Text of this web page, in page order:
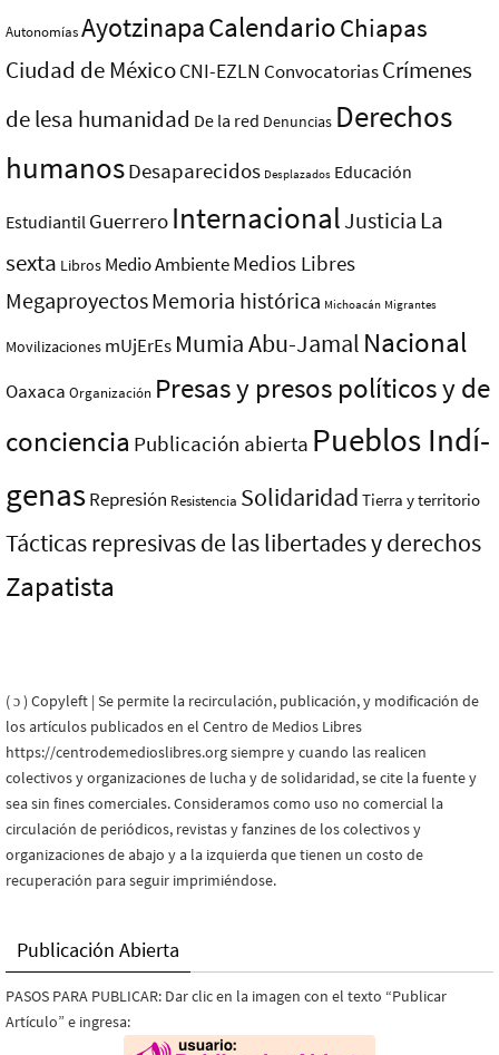
AutonomíasAyotzinapaCalendarioChiapas
Ciudad de MéxicoCNI-EZLN ConvocatoriasCrímenes
de lesa humanidad De la red Denuncias Derechos
humanosDesaparecidos Desplazados Educación
Estudiantil Guerrero InternacionalJusticia La
sexta Libros Medio AmbienteMedios Libres
MegaproyectosMemoria histórica Michoacán Migrantes
Movilizaciones mUjErEs Mumia Abu-Jamal Nacional
Oaxaca Organización Presas y presos polí­ticos y de
conciencia Publicación abierta Pueblos Indí­
genasRepresión Resistencia Solidaridad Tierra y territorio
Tácticas represivas de las libertades y derechos
Zapatista
( ɔ ) Copyleft | Se permite la recirculación, publicación, y modificación de
los artículos publicados en el Centro de Medios Libres
https://centrodemedioslibres.org siempre y cuando las realicen
colectivos y organizaciones de lucha y de solidaridad, se cite la fuente y
sea sin fines comerciales. Consideramos como uso no comercial la
circulación de periódicos, revistas y fanzines de los colectivos y
organizaciones de abajo y a la izquierda que tienen un costo de
recuperación para seguir imprimiéndose.
Publicación Abierta
PASOS PARA PUBLICAR: Dar clic en la imagen con el texto “Publicar
Artículo” e ingresa: